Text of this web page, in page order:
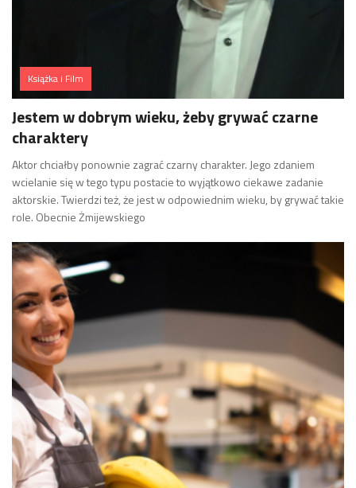
Książka i Film
Jestem w dobrym wieku, żeby grywać czarne
charaktery
Aktor chciałby ponownie zagrać czarny charakter. Jego zdaniem
wcielanie się w tego typu postacie to wyjątkowo ciekawe zadanie
aktorskie. Twierdzi też, że jest w odpowiednim wieku, by grywać takie
role. Obecnie Żmijewskiego